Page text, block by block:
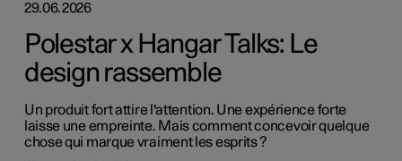
29.06.2026
Polestar x Hangar Talks: Le
design rassemble
Un produit fort attire l'attention. Une expérience forte
laisse une empreinte. Mais comment concevoir quelque
chose qui marque vraiment les esprits ?